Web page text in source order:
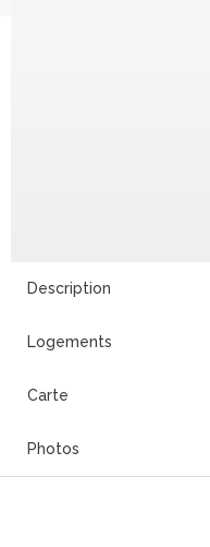
Description
Logements
Carte
Photos